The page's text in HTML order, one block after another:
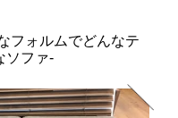
フォルムでどんなテ
ソファ-